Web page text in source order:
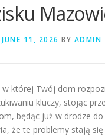
JUNE 11, 2026 BY ADMIN
której Twój dom
kluczy, stojąc
będąc już w drodze
że te problemy stają